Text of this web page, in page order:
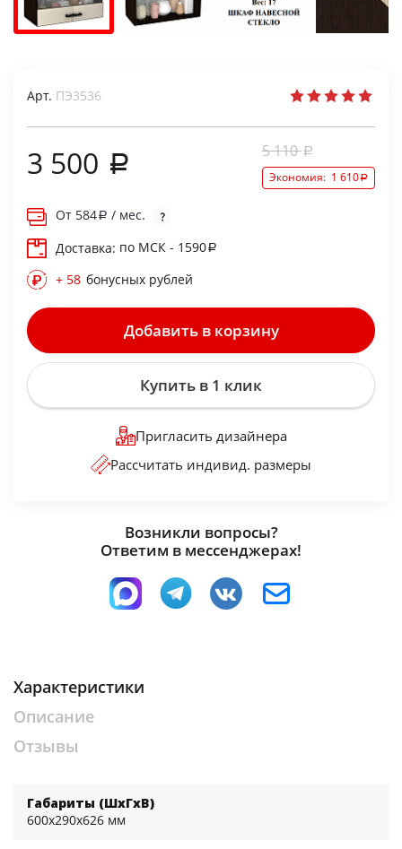
Арт. ПЭ3536
3 500 5 110
Экономия: 1 610
От 584
/ мес.
Доставка: по МСК - 1590
+ 58 бонусных рублей
Добавить в корзину
Купить в 1 клик
Пригласить дизайнера
Рассчитать индивид. размеры
Возникли вопросы?
Ответим в мессенджерах!
Характеристики
Описание
Отзывы
Габариты (ШхГхВ)
600x290x626 мм